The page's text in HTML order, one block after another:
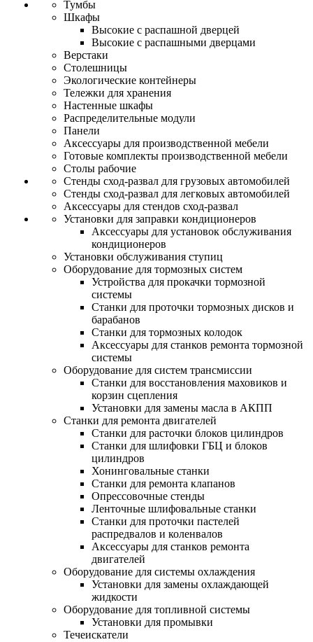
Тумбы
Шкафы
Высокие с распашной дверцей
Высокие с распашными дверцами
Верстаки
Столешницы
Экологические контейнеры
Тележки для хранения
Настенные шкафы
Распределительные модули
Панели
Аксессуары для производственной мебели
Готовые комплекты производственной мебели
Столы рабочие
Стенды сход-развал для грузовых автомобилей
Стенды сход-развал для легковых автомобилей
Аксессуары для стендов сход-развал
Установки для заправки кондиционеров
Аксессуары для установок обслуживания
кондиционеров
Установки обслуживания ступиц
Оборудование для тормозных систем
Устройства для прокачки тормозной
системы
Станки для проточки тормозных дисков и
барабанов
Станки для тормозных колодок
Аксессуары для станков ремонта тормозной
системы
Оборудование для систем трансмиссии
Станки для восстановления маховиков и
корзин сцепления
Установки для замены масла в АКПП
Станки для ремонта двигателей
Станки для расточки блоков цилиндров
Станки для шлифовки ГБЦ и блоков
цилиндров
Хонинговальные станки
Станки для ремонта клапанов
Опрессовочные стенды
Ленточные шлифовальные станки
Станки для проточки пастелей
распредвалов и коленвалов
Аксессуары для станков ремонта
двигателей
Оборудование для системы охлаждения
Установки для замены охлаждающей
жидкости
Оборудование для топливной системы
Установки для промывки
Течеискатели